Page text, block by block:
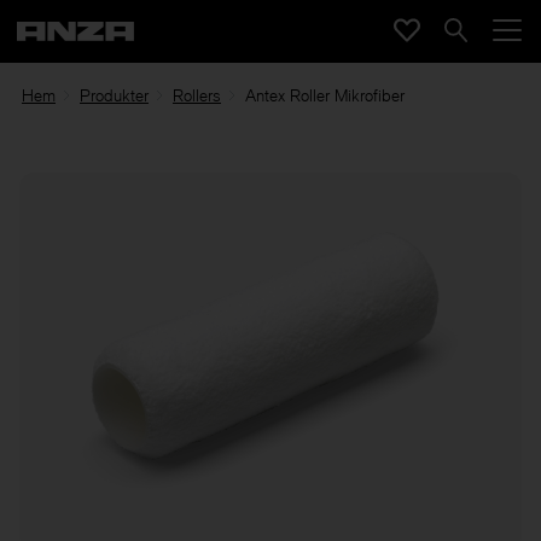
Hem Produkter Rollers Antex Roller Mikrofiber